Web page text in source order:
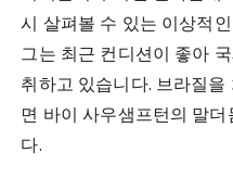
시 살펴볼 수 있는 이상적
그는 최근 컨디션이 좋아
취하고 있습니다. 브라질
면 바이 사우샘프턴의 말
다.